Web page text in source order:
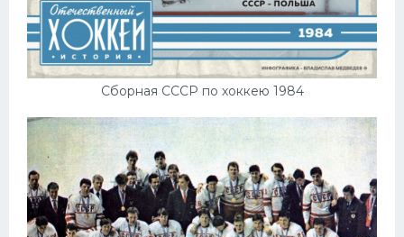
Сборная СССР по хоккею 1984